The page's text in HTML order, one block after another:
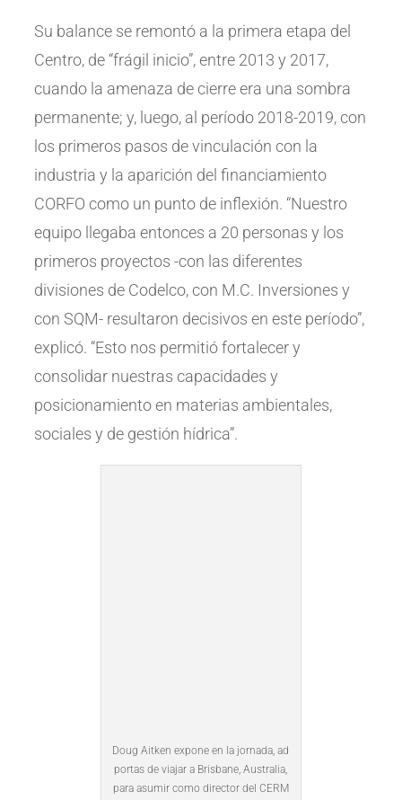
Su balance se remontó a la primera etapa del
Centro, de “frágil inicio”, entre 2013 y 2017,
cuando la amenaza de cierre era una sombra
permanente; y, luego, al período 2018-2019, con
los primeros pasos de vinculación con la
industria y la aparición del financiamiento
CORFO como un punto de inflexión. “Nuestro
equipo llegaba entonces a 20 personas y los
primeros proyectos -con las diferentes
divisiones de Codelco, con M.C. Inversiones y
con SQM- resultaron decisivos en este período”,
explicó. “Esto nos permitió fortalecer y
consolidar nuestras capacidades y
posicionamiento en materias ambientales,
sociales y de gestión hídrica”.
Doug Aitken expone en la jornada, ad
portas de viajar a Brisbane, Australia,
para asumir como director del CERM